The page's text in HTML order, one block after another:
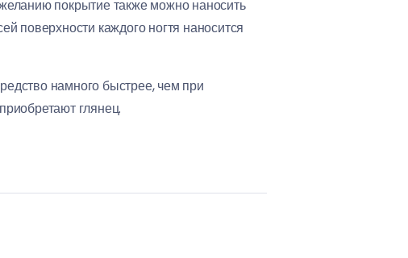
покрытие также можно наносить
поверхности каждого ногтя наносится
намного быстрее, чем при
глянец.